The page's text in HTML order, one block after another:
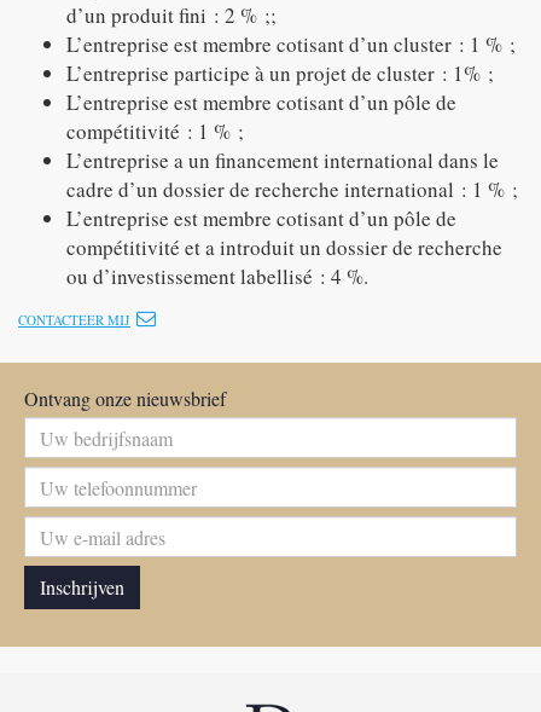
d’un produit fini : 2 % ;;
L’entreprise est membre cotisant d’un cluster : 1 % ;
L’entreprise participe à un projet de cluster : 1% ;
L’entreprise est membre cotisant d’un pôle de
compétitivité : 1 % ;
L’entreprise a un financement international dans le
cadre d’un dossier de recherche international : 1 % ;
L’entreprise est membre cotisant d’un pôle de
compétitivité et a introduit un dossier de recherche
ou d’investissement labellisé : 4 %.
CONTACTEER MIJ
Ontvang onze nieuwsbrief